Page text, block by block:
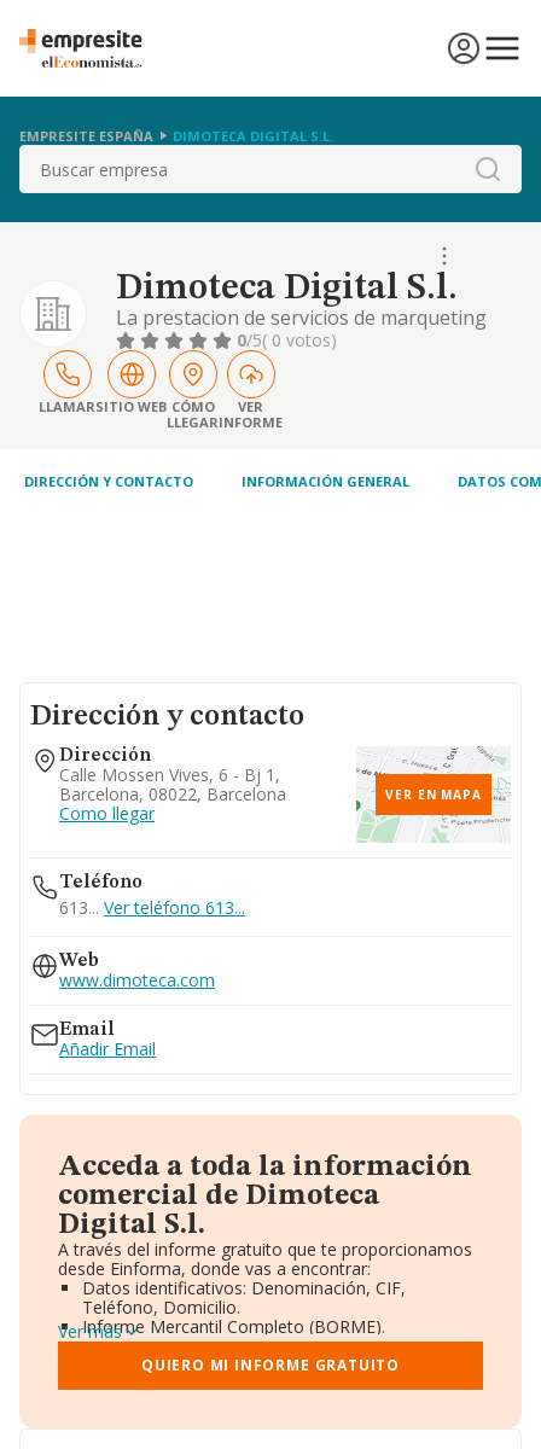
EMPRESITE ESPAÑA DIMOTECA DIGITAL S.L.
Buscar
Dimoteca Digital S.l.
La prestacion de servicios de marqueting
digital, publicidad y relaciones publicas
0/5( 0 votos)
LLAMARSITIO WEB CÓMO
LLEGAR
VER
INFORME
DIRECCIÓN Y CONTACTO INFORMACIÓN GENERAL DATOS
Dirección y contacto
Dirección
Calle Mossen Vives, 6 - Bj 1,
Barcelona, 08022, Barcelona
Como llegar
VER EN MAPA
Teléfono
613... Ver teléfono 613...
Web
www.dimoteca.com
Email
Añadir Email
Acceda a toda la información
comercial de Dimoteca
Digital S.l.
A través del informe gratuito que te proporcionamos
desde Einforma, donde vas a encontrar:
Datos identificativos: Denominación, CIF,
Teléfono, Domicilio.
Informe Mercantil Completo (BORME).
Gráficos de Evolución Ventas y Empleados.
Consejo de Administración y Administradores.
Directivos y Ejecutivos.
Ver más
QUIERO MI INFORME GRATUITO